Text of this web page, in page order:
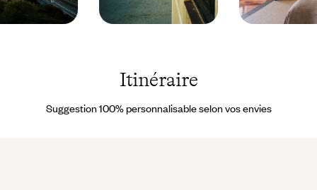
BartrinaItinéraire
Suggestion 100% personnalisable selon vos envies